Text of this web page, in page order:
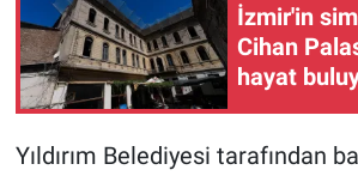
İzmir'in
Cihan
hayat
Yıldırım Belediyesi tarafından